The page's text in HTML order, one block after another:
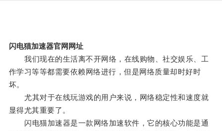
闪电猫加速器官网网址
我们现在的生活离不开网络，在线购物、社交娱乐、工
作学习等等都需要依赖网络进行，但是网络质量却时好时
坏。
尤其对于在线玩游戏的用户来说，网络稳定性和速度就
显得尤其重要了。
闪电猫加速器是一款网络加速软件，它的核心功能是通